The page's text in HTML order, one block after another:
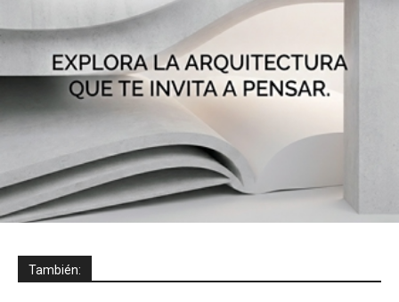
También: